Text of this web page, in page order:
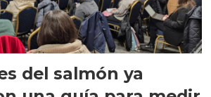
del salmón ya